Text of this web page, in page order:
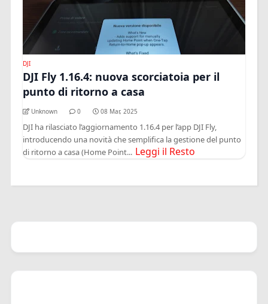
DJI
DJI Fly 1.16.4: nuova scorciatoia per il
punto di ritorno a casa
Unknown 0 08 Mar, 2025
DJI ha rilasciato l’aggiornamento 1.16.4 per l’app DJI Fly,
introducendo una novità che semplifica la gestione del punto
di ritorno a casa (Home Point... Leggi il Resto